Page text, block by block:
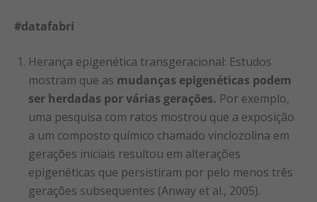
#datafabri
Herança epigenética transgeracional: Estudos
mostram que as mudanças epigenéticas podem
ser herdadas por várias gerações. Por exemplo,
uma pesquisa com ratos mostrou que a exposição
a um composto químico chamado vinclozolina em
gerações iniciais resultou em alterações
epigenéticas que persistiram por pelo menos três
gerações subsequentes (Anway et al., 2005).